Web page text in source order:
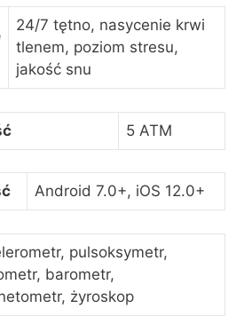
24/7 tętno, nasycenie krwi
tlenem, poziom stresu,
jakość snu
5 ATM
Android 7.0+, iOS 12.0+
pulsoksymetr,
barometr,
żyroskop